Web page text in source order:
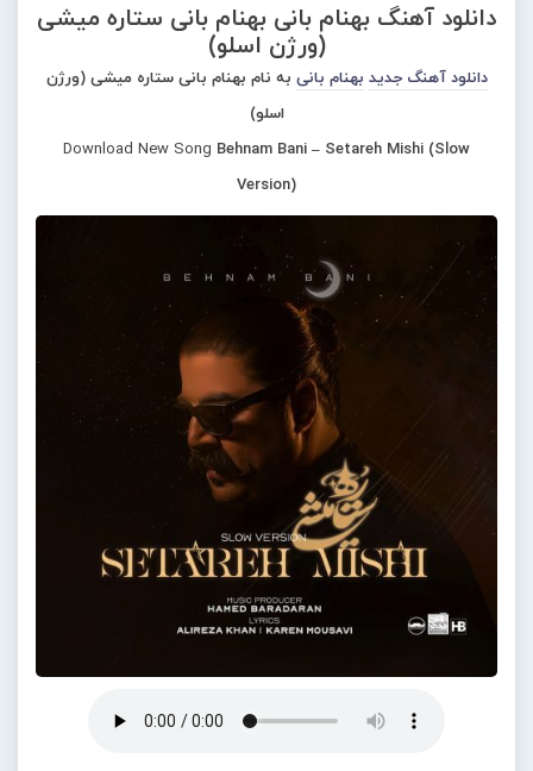
دانلود آهنگ بهنام بانی بهنام بانی ستاره میشی
(ورژن اسلو)
دانلود آهنگ جدید بهنام بانی به نام بهنام بانی ستاره میشی (ورژن
اسلو)
Download New Song Behnam Bani – Setareh Mishi (Slow
Version)